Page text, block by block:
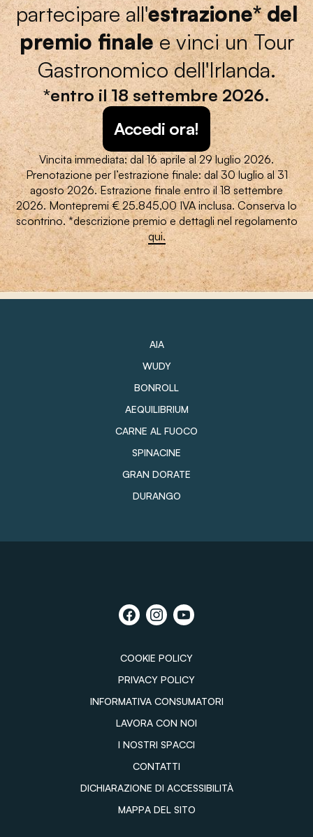
partecipare all'estrazione* del
premio finaleevinci un Tour
Gastronomico dell'Irlanda.
*entro il 18 settembre 2026.
Accedi ora!
Vincita immediata: dal 16 aprile al 29 luglio 2026.
Prenotazione per l’estrazione finale: dal 30 luglio al 31
agosto 2026.Estrazione finale entro il 18 settembre
2026. Montepremi € 25.845,00 IVA inclusa. Conserva lo
scontrino.*descrizione premio e dettagli nel regolamento
qui.
AIA
WUDY
BONROLL
AEQUILIBRIUM
CARNE AL FUOCO
SPINACINE
GRAN DORATE
DURANGO
COOKIE POLICY
PRIVACY POLICY
INFORMATIVA CONSUMATORI
LAVORA CON NOI
I NOSTRI SPACCI
CONTATTI
DICHIARAZIONE DI ACCESSIBILITÀ
MAPPA DEL SITO